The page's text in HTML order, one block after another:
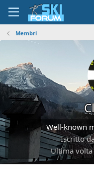
Membri
Well-known
Iscritto
Ultima